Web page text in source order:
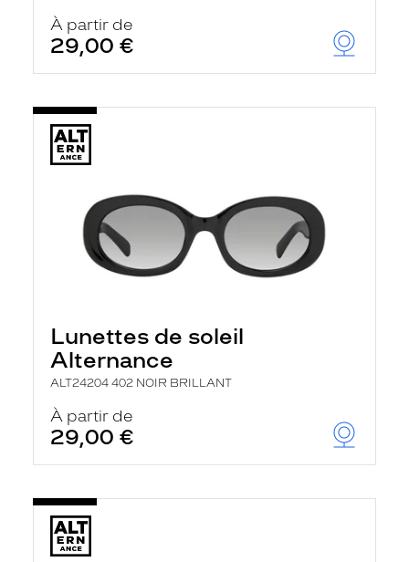
À partir de
29,00 €
Lunettes de soleil
Alternance
ALT24204 402 NOIR BRILLANT
À partir de
29,00 €